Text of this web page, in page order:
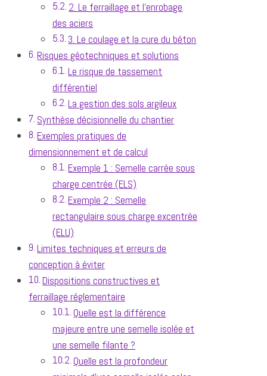
2. Le ferraillage et l'enrobage
des aciers
3. Le coulage et la cure du béton
Risques géotechniques et solutions
Le risque de tassement
différentiel
La gestion des sols argileux
Synthèse décisionnelle du chantier
Exemples pratiques de
dimensionnement et de calcul
Exemple 1 : Semelle carrée sous
charge centrée (ELS)
Exemple 2 : Semelle
rectangulaire sous charge excentrée
(ELU)
Limites techniques et erreurs de
conception à éviter
Dispositions constructives et
ferraillage réglementaire
Quelle est la différence
majeure entre une semelle isolée et
une semelle filante ?
Quelle est la profondeur